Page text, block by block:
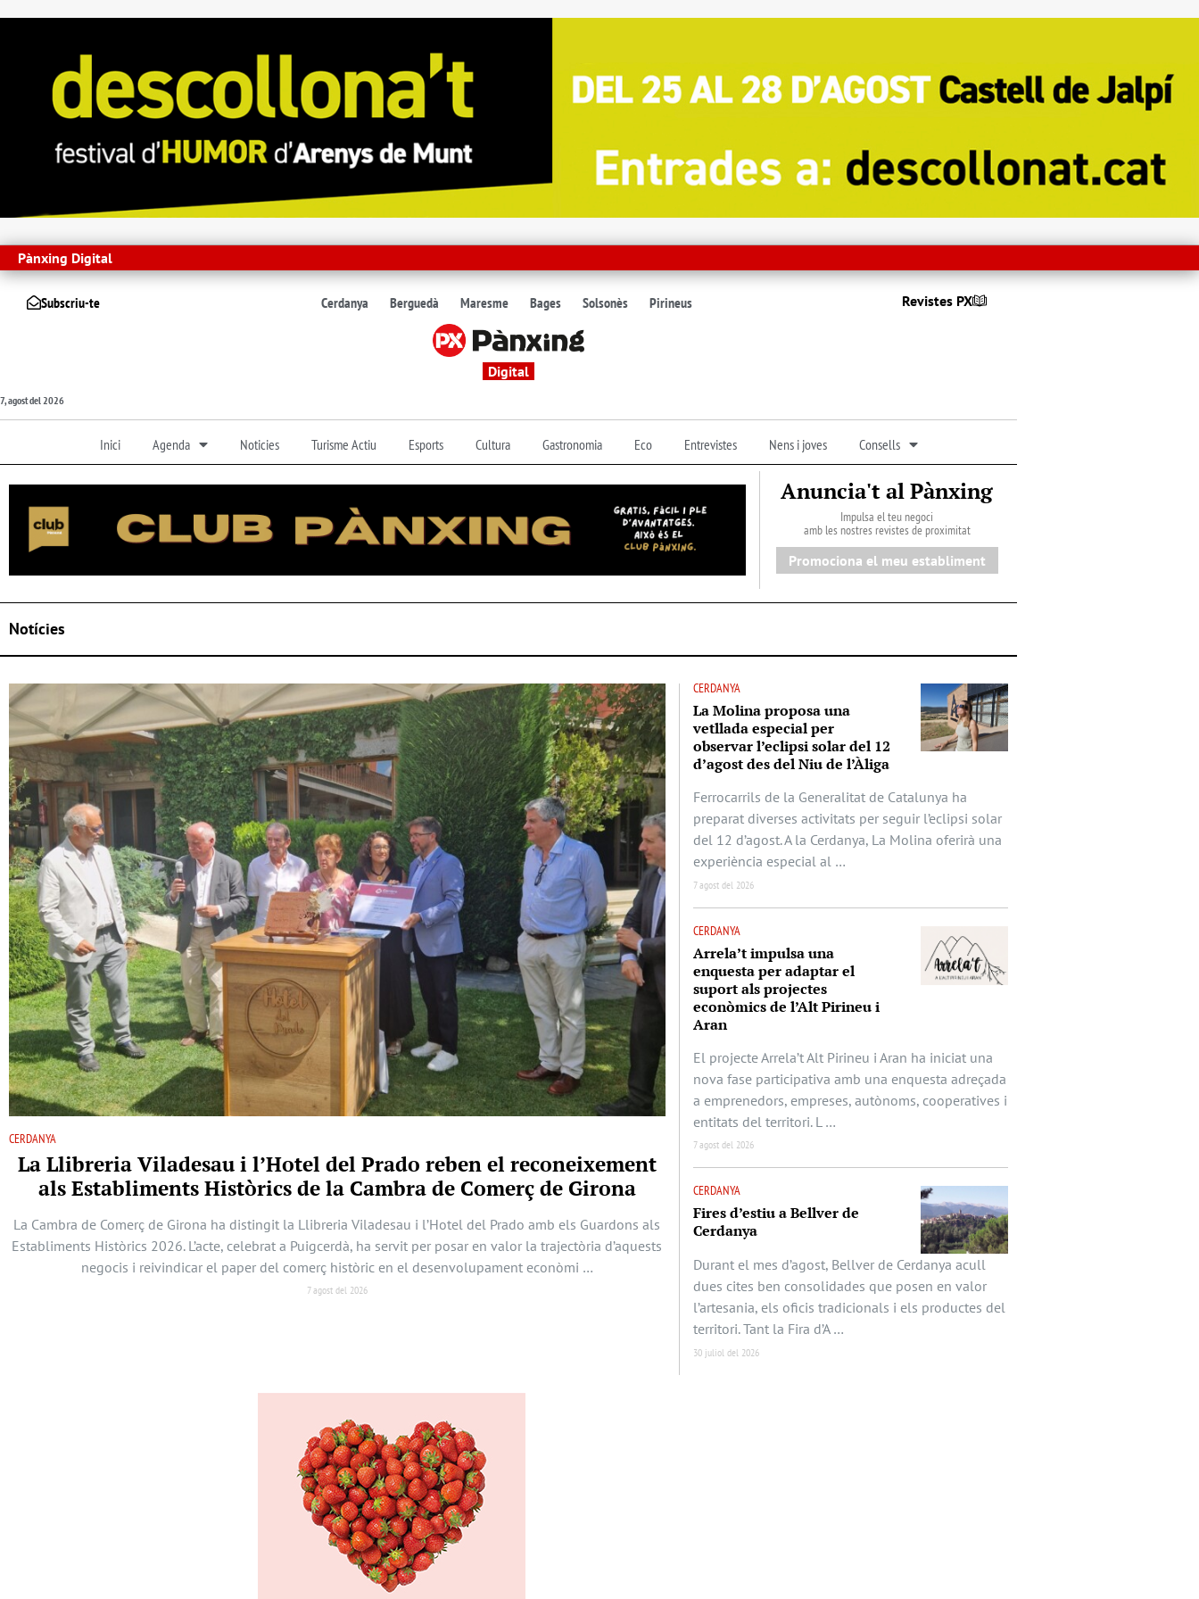
Pànxing Digital
Subscriu-te Cerdanya Berguedà Maresme Bages Solsonès Pirineus Revistes PX
Digital
7, agost del 2026
Inici Agenda Noticies Turisme Actiu Esports Cultura Gastronomia Eco Entrevistes Nens i joves Consells
Anuncia't al Pànxing
Impulsa el teu negoci
amb les nostres revistes de proximitat
Promociona el meu establiment
Notícies
CERDANYA
La Llibreria Viladesau i l’Hotel del Prado reben el reconeixement
als Establiments Històrics de la Cambra de Comerç de Girona
La Cambra de Comerç de Girona ha distingit la Llibreria Viladesau i l’Hotel del Prado amb els Guardons als
Establiments Històrics 2026. L’acte, celebrat a Puigcerdà, ha servit per posar en valor la trajectòria d’aquests
negocis i reivindicar el paper del comerç històric en el desenvolupament econòmi …
7 agost del 2026
CERDANYA
La Molina proposa una
vetllada especial per
observar l’eclipsi solar del 12
d’agost des del Niu de l’Àliga
Ferrocarrils de la Generalitat de Catalunya ha
preparat diverses activitats per seguir l’eclipsi solar
del 12 d’agost. A la Cerdanya, La Molina oferirà una
experiència especial al …
7 agost del 2026
CERDANYA
Arrela’t impulsa una
enquesta per adaptar el
suport als projectes
econòmics de l’Alt Pirineu i
Aran
El projecte Arrela’t Alt Pirineu i Aran ha iniciat una
nova fase participativa amb una enquesta adreçada
a emprenedors, empreses, autònoms, cooperatives i
entitats del territori. L …
7 agost del 2026
CERDANYA
Fires d’estiu a Bellver de
Cerdanya
Durant el mes d’agost, Bellver de Cerdanya acull
dues cites ben consolidades que posen en valor
l’artesania, els oficis tradicionals i els productes del
territori. Tant la Fira d’A …
30 juliol del 2026